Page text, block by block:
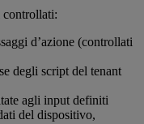
controllati:
d’azione (controllati
degli script del tenant
agli input definiti
del dispositivo,